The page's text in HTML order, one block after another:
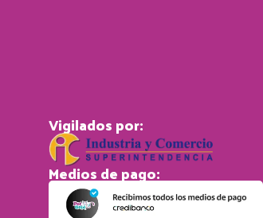
Vigilados por:
Medios de pago: